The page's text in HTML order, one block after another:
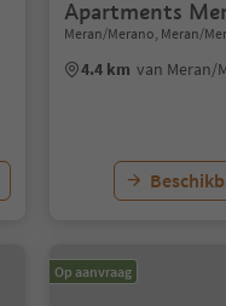
Apartments
Meran/Merano, Meran/
4.4 km van Meran/
Op aanvraag